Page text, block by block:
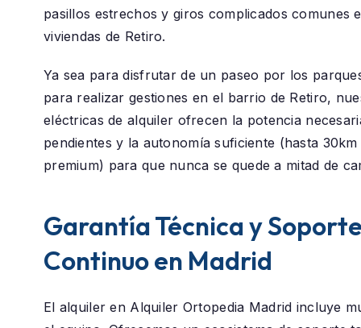
pasillos estrechos y giros complicados comunes
viviendas de Retiro.
Ya sea para disfrutar de un paseo por los
para realizar gestiones en el barrio de Retiro,
eléctricas de alquiler ofrecen la potencia
pendientes y la autonomía suficiente (hasta
premium) para que nunca se quede a mitad de
Garantía Técnica y
Continuo en Madrid
El alquiler en Alquiler Ortopedia Madrid incluye